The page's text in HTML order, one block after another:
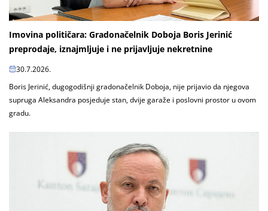
Imovina političara: Gradonačelnik Doboja Boris Jerinić
preprodaje, iznajmljuje i ne prijavljuje nekretnine
30.7.2026.
Boris Jerinić, dugogodišnji gradonačelnik Doboja, nije prijavio da njegova
supruga Aleksandra posjeduje stan, dvije garaže i poslovni prostor u ovom
gradu.